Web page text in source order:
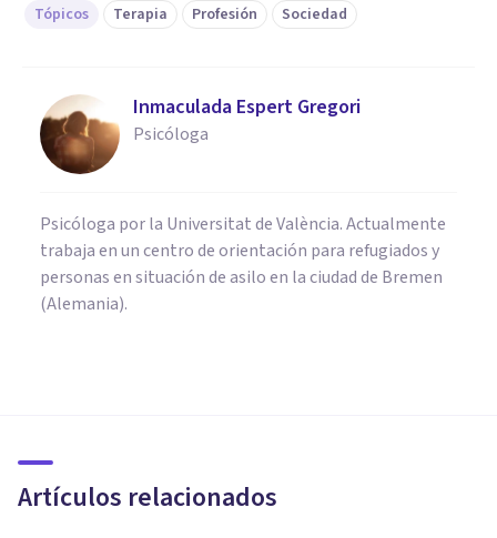
Tópicos Terapia Profesión Sociedad
Inmaculada Espert Gregori
Psicóloga
Psicóloga por la Universitat de València. Actualmente
trabaja en un centro de orientación para refugiados y
personas en situación de asilo en la ciudad de Bremen
(Alemania).
Artículos relacionados
la usan los psicólogos